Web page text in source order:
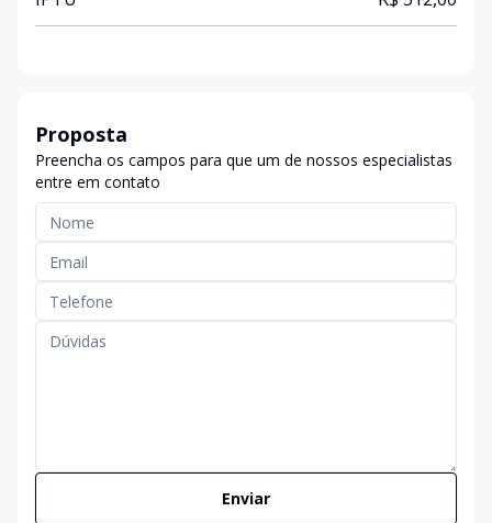
Proposta
Preencha os campos para que um de nossos especialistas
entre em contato
Enviar